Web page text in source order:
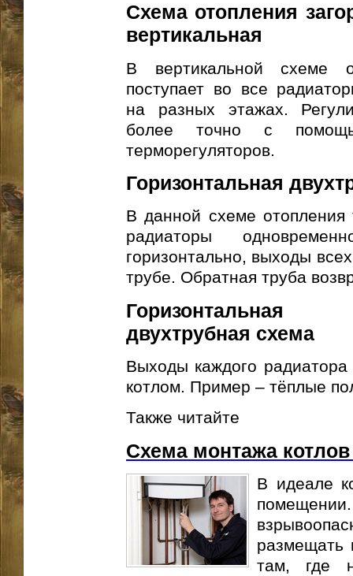
Схема отопления
вертикальная
В вертикальной схеме
поступает во все
на разных этажах.
более точно с
терморегуляторов.
Горизонтальная
В данной схеме отопления
радиаторы
горизонтально, выходы
трубе. Обратная труба
Горизонтальная
двухтрубная схема
Выходы каждого радиатора
котлом. Пример – тёплые
Также читайте
Схема монтажа
В идеале
размещать
там, где